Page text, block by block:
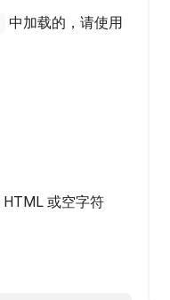
中加载的，请使用
或空字符